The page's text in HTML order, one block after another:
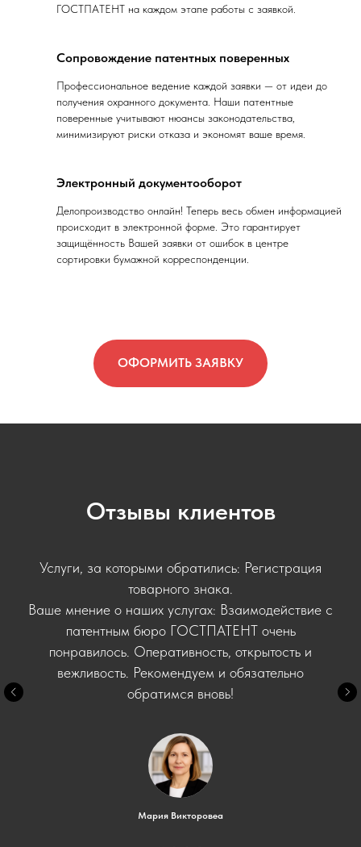
ГОСТПАТЕНТ на каждом этапе работы с заявкой.
Сопровождение патентных поверенных
Профессиональное ведение каждой заявки — от идеи до
получения охранного документа. Наши патентные
поверенные учитывают нюансы законодательства,
минимизируют риски отказа и экономят ваше время.
Электронный документооборот
Делопроизводство онлайн! Теперь весь обмен информацией
происходит в электронной форме. Это гарантирует
защищённость Вашей заявки от ошибок в центре
сортировки бумажной корреспонденции.
ОФОРМИТЬ ЗАЯВКУ
Отзывы клиентов
Услуги, за которыми обратились: Регистрация
товарного знака.
Ваше мнение о наших услугах: Взаимодействие с
патентным бюро ГОСТПАТЕНТ очень
понравилось. Оперативность, открытость и
вежливость. Рекомендуем и обязательно
обратимся вновь!
Мария Викторовеа